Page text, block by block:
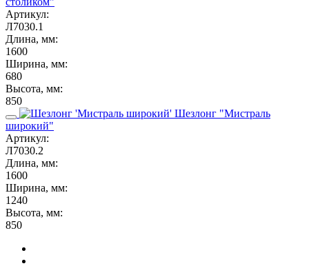
Артикул:
Л7030.1
Длина, мм:
1600
Ширина, мм:
680
Высота, мм:
850
Шезлонг "Мистраль
широкий"
Артикул:
Л7030.2
Длина, мм:
1600
Ширина, мм:
1240
Высота, мм:
850